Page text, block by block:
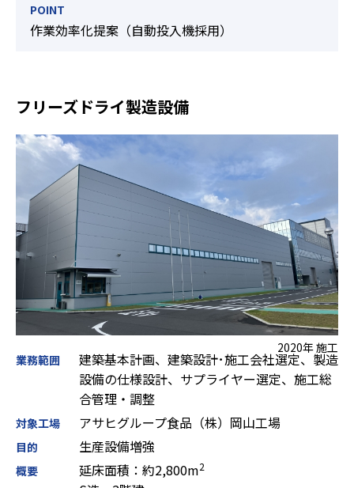
POINT
作業効率化提案（自動投入機採用）
フリーズドライ製造設備
2020年 施工
業務範囲
建築基本計画、建築設計･施工会社選定、製造
設備の仕様設計、サプライヤー選定、施工総
合管理・調整
対象工場 アサヒグループ食品（株）岡山工場
目的 生産設備増強
概要 延床面積：約2,800m2